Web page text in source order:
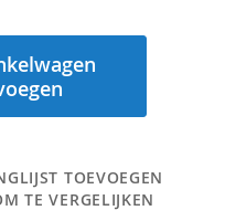
TOEVOEGEN
TE VERGELIJKEN